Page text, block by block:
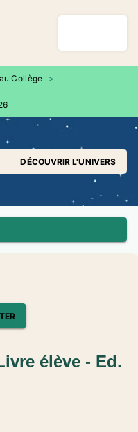
Collège
>
DÉCOUVRIR L'UNIVERS
élève - Ed.